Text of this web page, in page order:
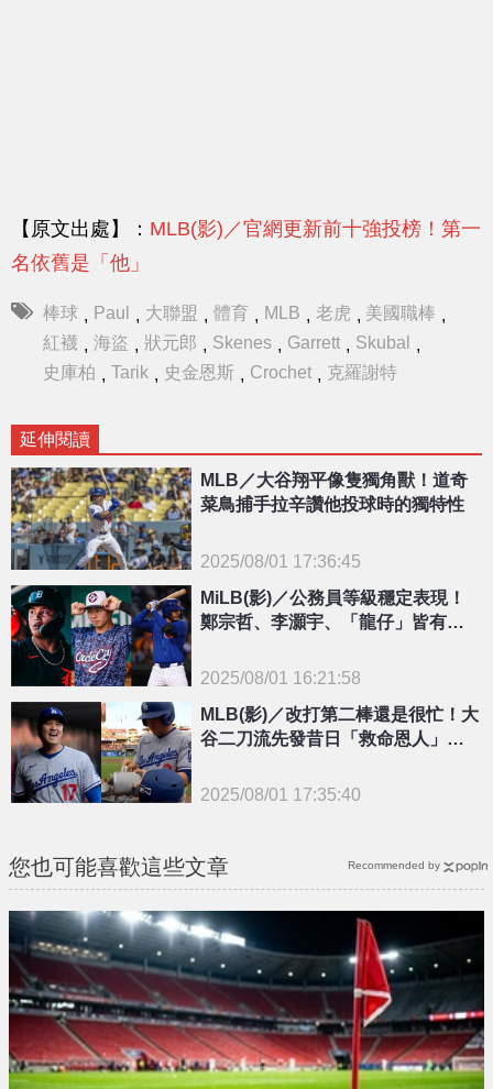
【原文出處】： MLB(影)／官網更新前十強投榜！第一
名依舊是「他」
棒球 , Paul , 大聯盟 , 體育 , MLB , 老虎 , 美國職棒 ,
紅襪 , 海盜 , 狀元郎 , Skenes , Garrett , Skubal ,
史庫柏 , Tarik , 史金恩斯 , Crochet , 克羅謝特
延伸閱讀
{PLAYICON}
MLB／大谷翔平像隻獨角獸！道奇
菜鳥捕手拉辛讚他投球時的獨特性
2025/08/01 17:36:45
{PLAYICON}
MiLB(影)／公務員等級穩定表現！
鄭宗哲、李灝宇、「龍仔」皆有安
2025/08/01 16:21:58
MLB(影)／改打第二棒還是很忙！大
谷二刀流先發昔日「救命恩人」又
2025/08/01 17:35:40
您也可能喜歡這些文章 Recommended by